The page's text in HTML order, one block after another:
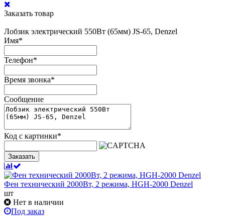
Заказать товар
Лобзик электрический 550Вт (65мм) JS-65, Denzel
Имя*
Телефон*
Время звонка*
Сообщение
Код с картинки*
Заказать
Фен технический 2000Вт, 2 режима, HGH-2000 Denzel
шт
Нет в наличии
Под заказ